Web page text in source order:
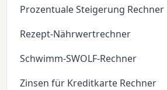
Prozentuale Steigerung Rechner
Rezept-Nährwertrechner
Schwimm-SWOLF-Rechner
Zinsen für Kreditkarte Rechner